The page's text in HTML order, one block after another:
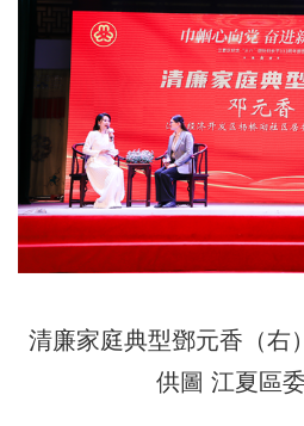
清廉家庭典型鄧元香（右
供圖 江夏區